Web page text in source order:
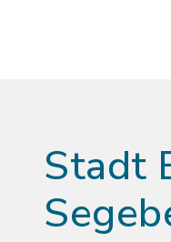
Stadt